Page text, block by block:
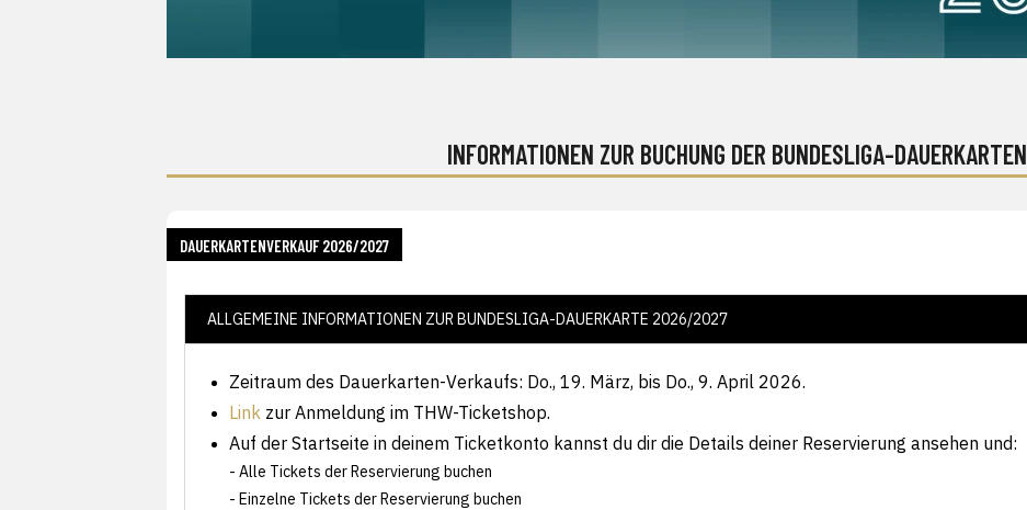
INFORMATIONEN ZUR BUCHUNG DER BUNDESLIGA-DAUERKARTEN
DAUERKARTENVERKAUF 2026/2027
ALLGEMEINE INFORMATIONEN ZUR BUNDESLIGA-DAUERKARTE 2026/2027
Zeitraum des Dauerkarten-Verkaufs: Do., 19. März, bis Do., 9. April 2026.
Link zur Anmeldung im THW-Ticketshop.
Auf der Startseite in deinem Ticketkonto kannst du dir die Details deiner Reservierung ansehen und:
- Alle Tickets der Reservierung buchen
- Einzelne Tickets der Reservierung buchen